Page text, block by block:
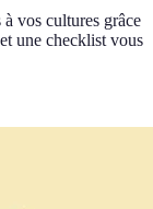
vos cultures grâce
une checklist vous